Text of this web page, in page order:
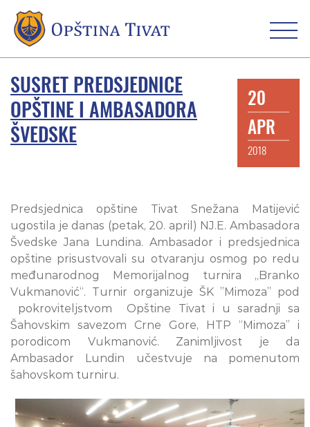
SUSRET PREDSJEDNICE
OPŠTINE I AMBASADORA
ŠVEDSKE
20
APR
2018
Predsjednica opštine Tivat Snežana Matijević
ugostila je danas (petak, 20. april) NJ.E. Ambasadora
Švedske Jana Lundina. Ambasador i predsjednica
opštine prisustvovali su otvaranju osmog po redu
međunarodnog Memorijalnog turnira „Branko
Vukmanović“. Turnir organizuje ŠK ”Mimoza” pod
pokroviteljstvom Opštine Tivat i u saradnji sa
Šahovskim savezom Crne Gore, HTP “Mimoza” i
porodicom Vukmanović. Zanimljivost je da
Ambasador Lundin učestvuje na pomenutom
šahovskom turniru.